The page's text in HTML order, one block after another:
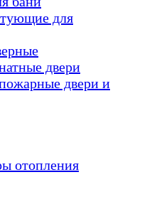
для
двери
двери и
отопления